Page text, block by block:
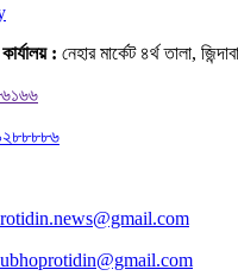
: নেহার মার্কেট ৪র্থ তালা,